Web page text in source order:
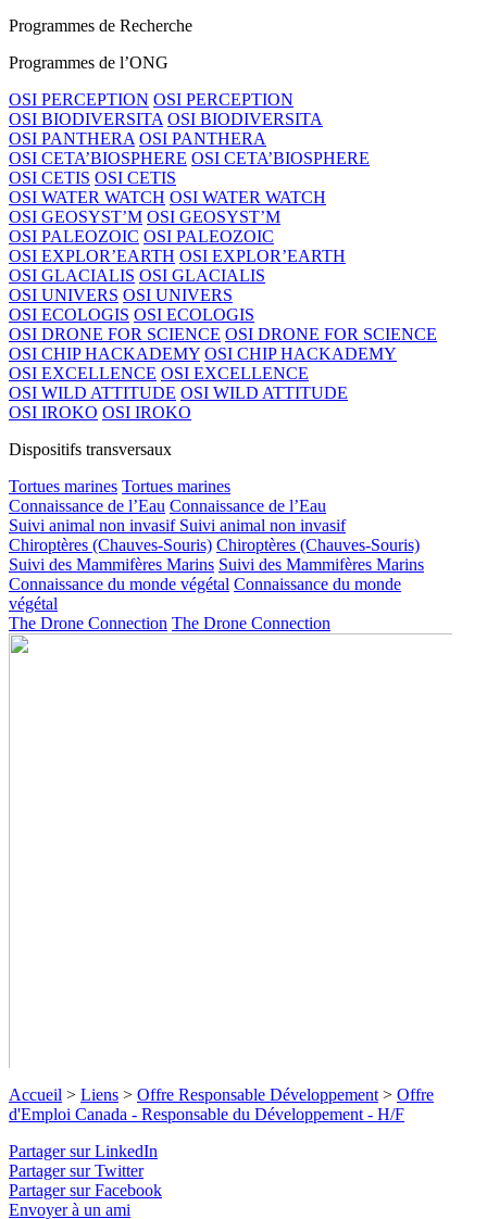
Programmes de Recherche
Programmes de l’ONG
OSI PERCEPTION OSI PERCEPTION
OSI BIODIVERSITA OSI BIODIVERSITA
OSI PANTHERA OSI PANTHERA
OSI CETA’BIOSPHERE OSI CETA’BIOSPHERE
OSI CETIS OSI CETIS
OSI WATER WATCH OSI WATER WATCH
OSI GEOSYST’M OSI GEOSYST’M
OSI PALEOZOIC OSI PALEOZOIC
OSI EXPLOR’EARTH OSI EXPLOR’EARTH
OSI GLACIALIS OSI GLACIALIS
OSI UNIVERS OSI UNIVERS
OSI ECOLOGIS OSI ECOLOGIS
OSI DRONE FOR SCIENCE OSI DRONE FOR SCIENCE
OSI CHIP HACKADEMY OSI CHIP HACKADEMY
OSI EXCELLENCE OSI EXCELLENCE
OSI WILD ATTITUDE OSI WILD ATTITUDE
OSI IROKO OSI IROKO
Dispositifs transversaux
Tortues marines Tortues marines
Connaissance de l’Eau Connaissance de l’Eau
Suivi animal non invasif Suivi animal non invasif
Chiroptères (Chauves-Souris) Chiroptères (Chauves-Souris)
Suivi des Mammifères Marins Suivi des Mammifères Marins
Connaissance du monde végétal Connaissance du monde
végétal
The Drone Connection The Drone Connection
Offre d'Emploi Canada - Responsable
Accueil > Liens > Offre Responsable Développement > Offre
d'Emploi Canada - Responsable du Développement - H/F
Partager sur LinkedIn
Partager sur Twitter
Partager sur Facebook
Envoyer à un ami